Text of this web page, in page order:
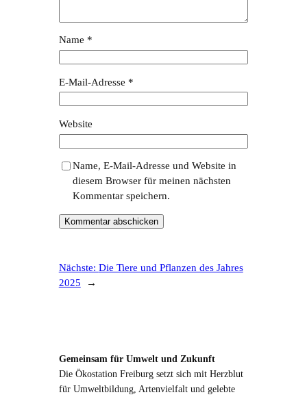
Name *
E-Mail-Adresse *
Website
Name, E-Mail-Adresse und Website in
diesem Browser für meinen nächsten
Kommentar speichern.
Nächste: Die Tiere und Pflanzen des Jahres
2025
→
Gemeinsam für Umwelt und Zukunft
Die Ökostation Freiburg setzt sich mit Herzblut
für Umweltbildung, Artenvielfalt und gelebte